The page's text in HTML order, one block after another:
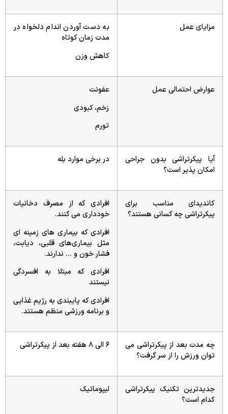
مزایای عمل
به دست آوردن اندام دلخواه در
مدت زمان کوتاه
کاهش وزن
عوارض احتمالی عمل
عفونت
زخم، کبودی
تورم
آیا پیکرتراشی بدون جراحی
امکان پذیر است؟
در برخی موارد بله
کاندیدای مناسب برای
پیکرتراشی چه کسانی هستند؟
افرادی که از مصرف دخانیات
خودداری می کنند.
افرادی که بیماری های زمینه ای
مثل بیماری‌های قلبی، دیابت،
فشار خون و … ندارند.
افرادی که مبتلا به افسردگی
نیستند
افرادی که پایبندی به رژیم غذایی
و برنامه ورزشی منظم هستند.
چه مدت بعد از پیکرتراشی می
توان ورزش را از سر گرفت؟
۶ الی ۸ هفته بعد از پیکرتراشی
جدیدترین تکنیک پیکرتراشی
کدام است؟
لیپوماتیک